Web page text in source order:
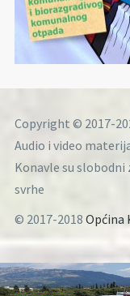
Copyright © 2017-
Audio i video
Konavle su
svrhe
© 2017-2018 Općina